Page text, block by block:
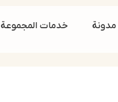
مدونة خدمات المجموعة